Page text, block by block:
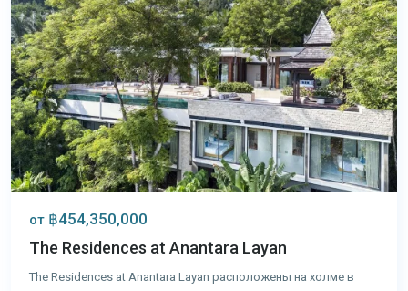
от ฿454,350,000
The Residences at Anantara Layan
The Residences at Anantara Layan расположены на холме в